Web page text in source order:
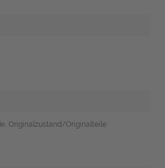
Originalzustand/Originalteile